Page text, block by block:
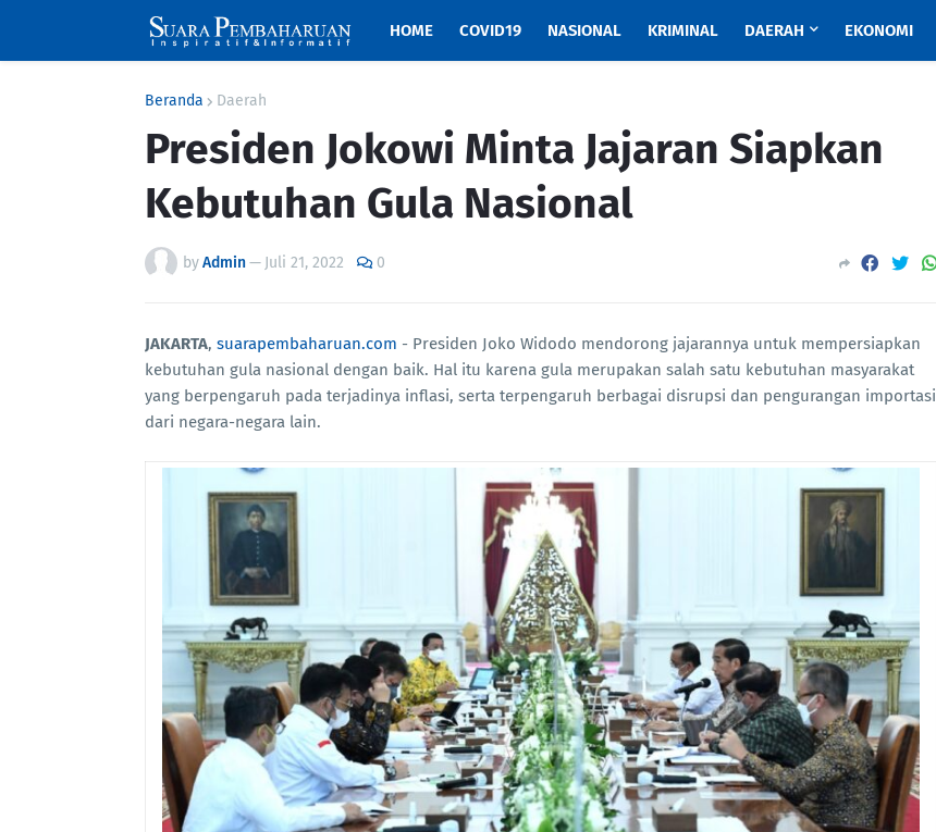
HOME COVID19 NASIONAL KRIMINAL DAERAH EKONOMI
Beranda Daerah
Presiden Jokowi Minta Jajaran Siapkan
Kebutuhan Gula Nasional
byAdmin— Juli 21, 2022 0
JAKARTA, suarapembaharuan.com - Presiden Joko Widodo mendorong jajarannya untuk mempersiapkan
kebutuhan gula nasional dengan baik. Hal itu karena gula merupakan salah satu kebutuhan masyarakat
yang berpengaruh pada terjadinya inflasi, serta terpengaruh berbagai disrupsi dan pengurangan importasi
dari negara-negara lain.